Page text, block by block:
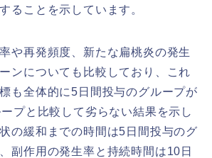
ることを示しています。
や再発頻度、新たな扁桃炎の発生
ンについても比較しており、これ
も全体的に5日間投与のグループが
プと比較して劣らない結果を示し
の緩和までの時間は5日間投与のグ
副作用の発生率と持続時間は10日